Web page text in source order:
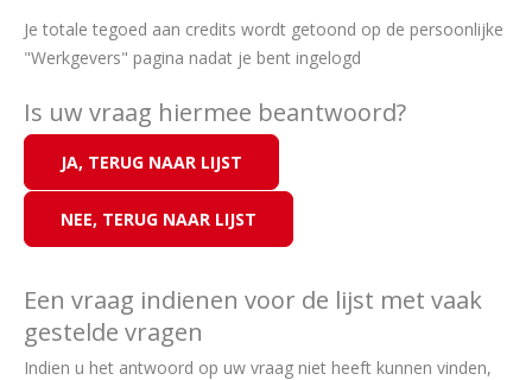
Je totale tegoed aan credits wordt getoond op de persoonlijke
"Werkgevers" pagina nadat je bent ingelogd
Is uw vraag hiermee beantwoord?
Een vraag indienen voor de lijst met vaak
gestelde vragen
Indien u het antwoord op uw vraag niet heeft kunnen vinden,